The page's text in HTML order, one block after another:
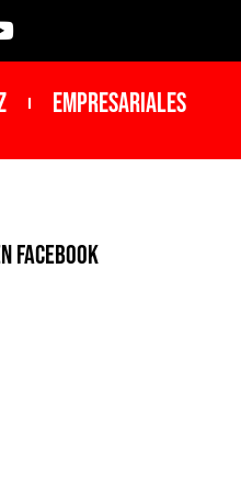
Empresariales
FACEBOOK